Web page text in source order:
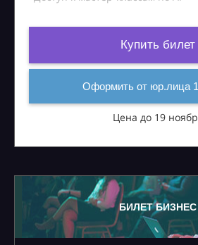
Купить билет
Оформить от юр.лица
Цена до 19
БИЛЕТ БИЗНЕС